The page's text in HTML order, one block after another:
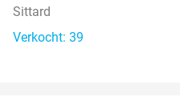
Sittard
Verkocht: 39